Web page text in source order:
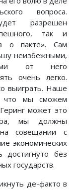
вопроса.
разрешен
так и
о пакте». Сам
неизбежными,
от него
очень легко.
выиграть. Наше
что мы сможем
может это
мы должны
совещании с
экономических
без
государств.
де-факто в